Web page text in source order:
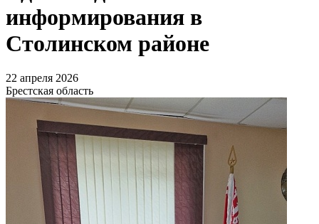
информирования в
Столинском районе
22 апреля 2026
Брестская область